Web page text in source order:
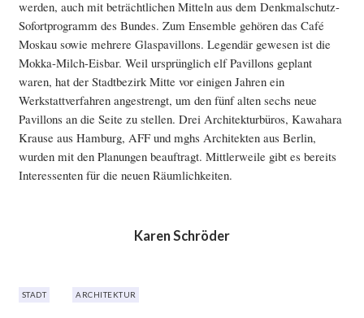
werden, auch mit beträchtlichen Mitteln aus dem Denkmalschutz-
Sofortprogramm des Bundes. Zum Ensemble gehören das Café
Moskau sowie mehrere Glaspavillons. Legendär gewesen ist die
Mokka-Milch-Eisbar. Weil ursprünglich elf Pavillons geplant
waren, hat der Stadtbezirk Mitte vor einigen Jahren ein
Werkstattverfahren angestrengt, um den fünf alten sechs neue
Pavillons an die Seite zu stellen. Drei Architekturbüros, Kawahara
Krause aus Hamburg, AFF und mghs Architekten aus Berlin,
wurden mit den Planungen beauftragt. Mittlerweile gibt es bereits
Interessenten für die neuen Räumlichkeiten.
Karen Schröder
STADT ARCHITEKTUR